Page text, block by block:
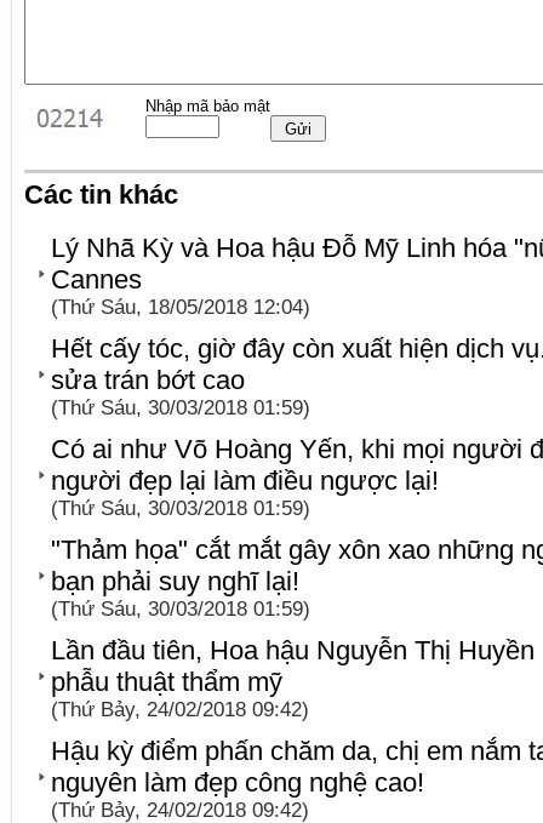
Nhập mã bảo mật
Các tin khác
Lý Nhã Kỳ và Hoa hậu Đỗ Mỹ Linh hóa
Cannes
(Thứ Sáu, 18/05/2018 12:04)
Hết cấy tóc, giờ đây còn xuất hiện dịch
sửa trán bớt cao
(Thứ Sáu, 30/03/2018 01:59)
Có ai như Võ Hoàng Yến, khi mọi người
người đẹp lại làm điều ngược lại!
(Thứ Sáu, 30/03/2018 01:59)
"Thảm họa" cắt mắt gây xôn xao những
bạn phải suy nghĩ lại!
(Thứ Sáu, 30/03/2018 01:59)
Lần đầu tiên, Hoa hậu Nguyễn Thị
phẫu thuật thẩm mỹ
(Thứ Bảy, 24/02/2018 09:42)
Hậu kỳ điểm phấn chăm da, chị em nắm
nguyên làm đẹp công nghệ cao!
(Thứ Bảy, 24/02/2018 09:42)